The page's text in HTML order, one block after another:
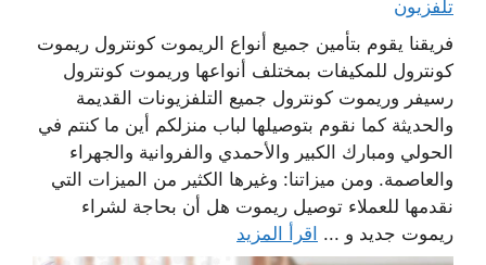
تلفزيون
فريقنا يقوم بتأمين جميع أنواع الريموت كونترول ريموت
كونترول للمكيفات بمختلف أنواعها وريموت كونترول
رسيفر وريموت كونترول جميع التلفزيونات القديمة
والحديثة كما نقوم بتوصيلها لباب منزلكم أين ما كنتم في
الحولي ومبارك الكبير والأحمدي والفروانية والجهراء
والعاصمة. ومن ميزاتنا: وغيرها الكثير من الميزات التي
نقدمها للعملاء توصيل ريموت هل أن بحاجة لشراء
ريموت جديد و ... اقرأ المزيد